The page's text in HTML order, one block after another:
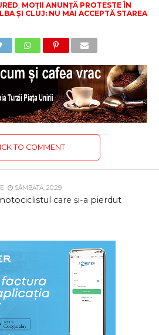
, MOȚII ANUNȚĂ PROTESTE ÎN
ȘI CLUJ: NU MAI ACCEPTĂ STAREA
TO COMMENT
SÂMBĂTĂ, 20:29
care și-a pierdut